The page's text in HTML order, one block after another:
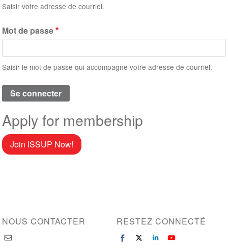
Saisir votre adresse de courriel.
Mot de passe
Saisir le mot de passe qui accompagne votre adresse de courriel.
Apply for membership
Join ISSUP Now!
NOUS CONTACTER RESTEZ CONNECTÉ